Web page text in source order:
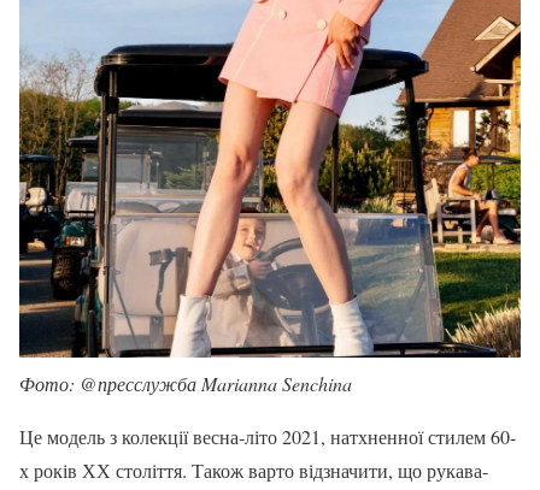
Фото: @пресслужба Marianna Senchina
Це модель з колекції весна-літо 2021, натхненної стилем 60-
х років ХХ століття. Також варто відзначити, що рукава-